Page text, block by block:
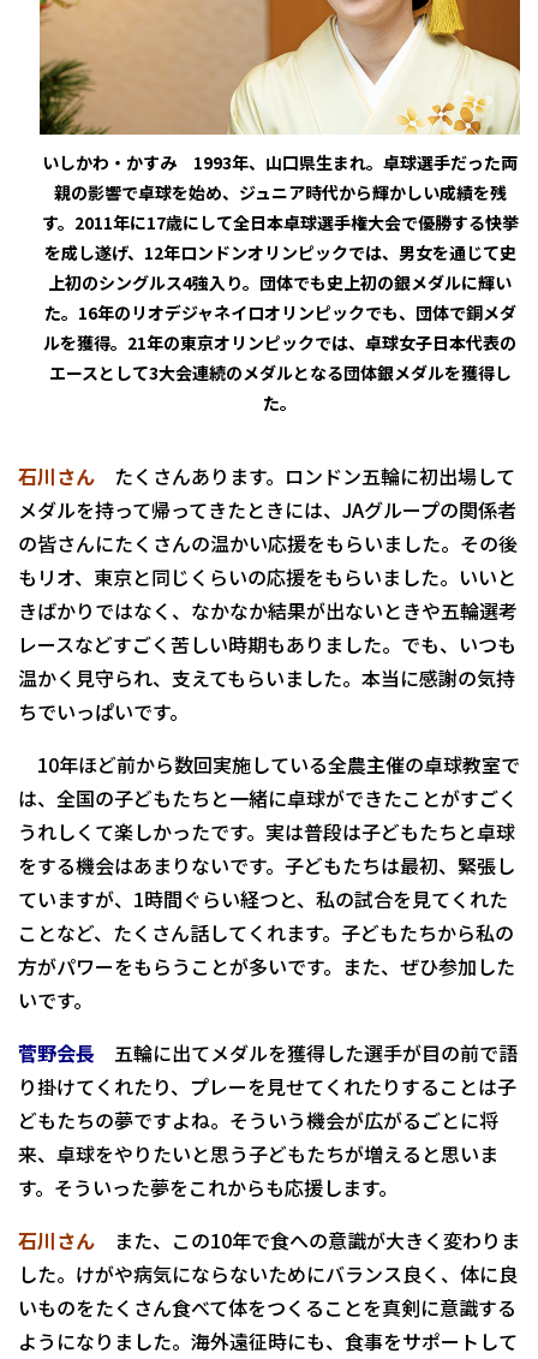
いしかわ・かすみ 1993年、山口県生まれ。卓球選手だった両
親の影響で卓球を始め、ジュニア時代から輝かしい成績を残
す。2011年に17歳にして全日本卓球選手権大会で優勝する快挙
を成し遂げ、12年ロンドンオリンピックでは、男女を通じて史
上初のシングルス4強入り。団体でも史上初の銀メダルに輝い
た。16年のリオデジャネイロオリンピックでも、団体で銅メダ
ルを獲得。21年の東京オリンピックでは、卓球女子日本代表の
エースとして3大会連続のメダルとなる団体銀メダルを獲得し
た。
石川さん たくさんあります。ロンドン五輪に初出場して
メダルを持って帰ってきたときには、JAグループの関係者
の皆さんにたくさんの温かい応援をもらいました。その後
もリオ、東京と同じくらいの応援をもらいました。いいと
きばかりではなく、なかなか結果が出ないときや五輪選考
レースなどすごく苦しい時期もありました。でも、いつも
温かく見守られ、支えてもらいました。本当に感謝の気持
ちでいっぱいです。
10年ほど前から数回実施している全農主催の卓球教室で
は、全国の子どもたちと一緒に卓球ができたことがすごく
うれしくて楽しかったです。実は普段は子どもたちと卓球
をする機会はあまりないです。子どもたちは最初、緊張し
ていますが、1時間ぐらい経つと、私の試合を見てくれた
ことなど、たくさん話してくれます。子どもたちから私の
方がパワーをもらうことが多いです。また、ぜひ参加した
いです。
菅野会長 五輪に出てメダルを獲得した選手が目の前で語
り掛けてくれたり、プレーを見せてくれたりすることは子
どもたちの夢ですよね。そういう機会が広がるごとに将
来、卓球をやりたいと思う子どもたちが増えると思いま
す。そういった夢をこれからも応援します。
石川さん また、この10年で食への意識が大きく変わりま
した。けがや病気にならないためにバランス良く、体に良
いものをたくさん食べて体をつくることを真剣に意識する
ようになりました。海外遠征時にも、食事をサポートして